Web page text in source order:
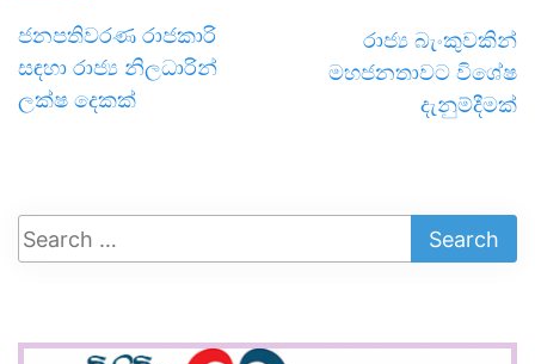
ජනපතිවරණ රාජකාරි
සඳහා රාජ්‍ය නිලධාරින්
ලක්ෂ දෙකක්
රාජ්‍ය බැංකුවකින්
මහජනතාවට විශේෂ
දැනුම්දීමක්